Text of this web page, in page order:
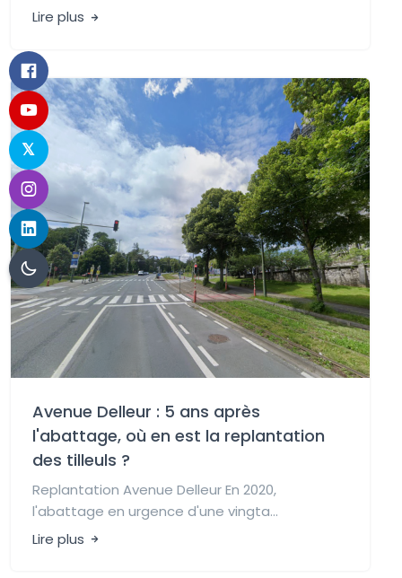
Lire plus
Avenue Delleur : 5 ans après
l'abattage, où en est la replantation
des tilleuls ?
Replantation Avenue Delleur En 2020,
l'abattage en urgence d'une vingta...
Lire plus